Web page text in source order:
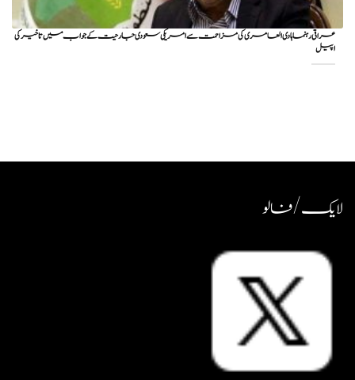
عراقی رہنما ہادی العامری کی مزاحمت سے امریکی سعودی جارحیت کے جواب میں تاخیر کی
اپیل
لایک / فالو